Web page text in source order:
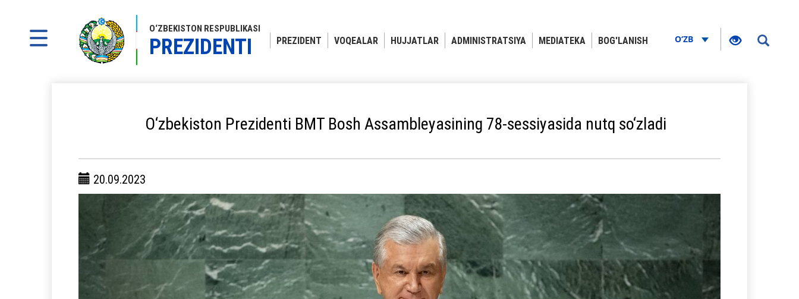
O‘ZBEKISTON RESPUBLIKASI
PREZIDENTI PREZIDENT VOQEALAR HUJJATLAR ADMINISTRATSIYA MEDIATEKA BOG'LANISH O‘ZB
O‘zbekiston Prezidenti BMT Bosh Assambleyasining 78-sessiyasida nutq so‘zladi
20.09.2023